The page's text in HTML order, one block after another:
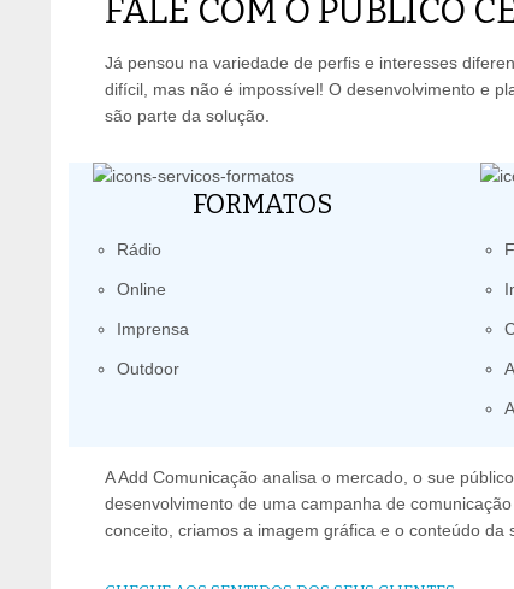
FALE COM O PÚBLICO
Já pensou na variedade de perfis e interesses
difícil, mas não é impossível! O desenvolvimento e
são parte da solução.
FORMATOS
Rádio
Online
Imprensa
Outdoor
A Add Comunicação analisa o mercado, o sue
desenvolvimento de uma campanha de
conceito, criamos a imagem gráfica e o conteúdo da